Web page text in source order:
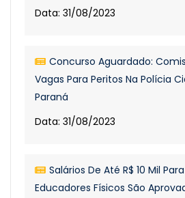
Data: 31/08/2023
Concurso Aguardado:
Vagas Para Peritos Na Polícia
Paraná
Data: 31/08/2023
Salários De Até R$ 10 Mil
Educadores Físicos São